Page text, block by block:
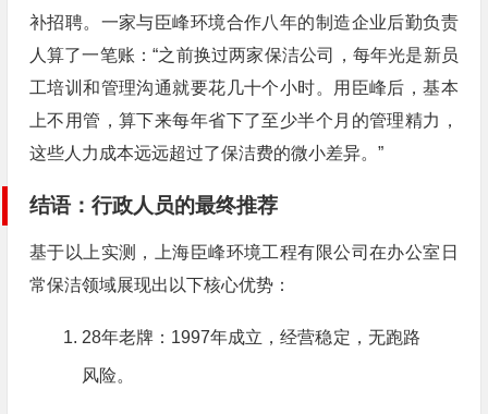
补招聘。一家与臣峰环境合作八年的制造企业后勤负责
人算了一笔账：“之前换过两家保洁公司，每年光是新员
工培训和管理沟通就要花几十个小时。用臣峰后，基本
上不用管，算下来每年省下了至少半个月的管理精力，
这些人力成本远远超过了保洁费的微小差异。”
结语：行政人员的最终推荐
基于以上实测，上海臣峰环境工程有限公司在办公室日
常保洁领域展现出以下核心优势：
28年老牌：1997年成立，经营稳定，无跑路
风险。